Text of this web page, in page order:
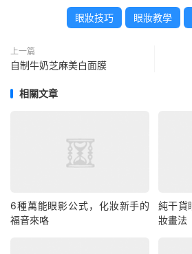
眼妝技巧 眼妝教學
上一篇
自制牛奶芝麻美白面膜
相關文章
6種萬能眼影公式，化妝新手的
福音來咯
純干貨
妝畫法